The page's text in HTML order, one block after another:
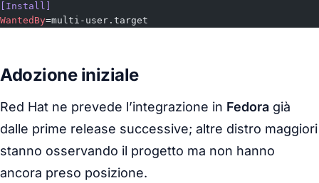
[Install]
WantedBy=multi-user.target
Adozione iniziale
Red Hat ne prevede l’integrazione in Fedora già
dalle prime release successive; altre distro maggiori
stanno osservando il progetto ma non hanno
ancora preso posizione.